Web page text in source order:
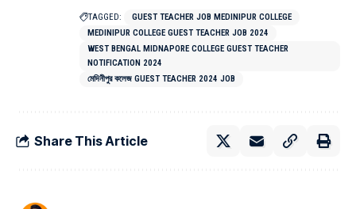
TAGGED:
GUEST TEACHER JOB MEDINIPUR COLLEGE
MEDINIPUR COLLEGE GUEST TEACHER JOB 2024
WEST BENGAL MIDNAPORE COLLEGE GUEST TEACHER
NOTIFICATION 2024
মেদিনীপুর কলেজ GUEST TEACHER 2024 JOB
Share This Article